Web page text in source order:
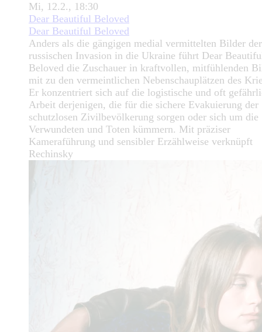
Mi, 12.2., 18:30
Dear Beautiful Beloved
Dear Beautiful Beloved
Anders als die gängigen medial vermittelten Bilder der
russischen Invasion in die Ukraine führt Dear
Beloved die Zuschauer in kraftvollen, mitfühlenden
mit zu den vermeintlichen Nebenschauplätzen des
Er konzentriert sich auf die logistische und oft
Arbeit derjenigen, die für die sichere Evakuierung der
schutzlosen Zivilbevölkerung sorgen oder sich um die
Verwundeten und Toten kümmern. Mit präziser
Kameraführung und sensibler Erzählweise verknüpft
Rechinsky